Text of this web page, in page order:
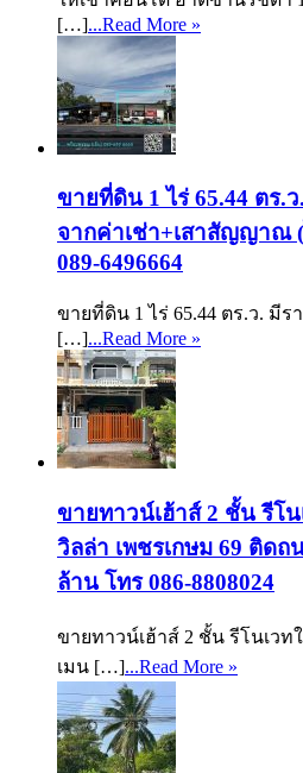
[…]...Read More »
ขายที่ดิน 1 ไร่ 65.44 ตร.
จากค่าเช่า+เสาสัญญาณ
089-6496664
ขายที่ดิน 1 ไร่ 65.44 ตร.ว. มี
[…]...Read More »
ขายทาวน์เฮ้าส์ 2 ชั้น รีโ
วิลล่า เพชรเกษม 69 ติดถ
ล้าน โทร 086-8808024
ขายทาวน์เฮ้าส์ 2 ชั้น รีโนเว
เมน […]...Read More »